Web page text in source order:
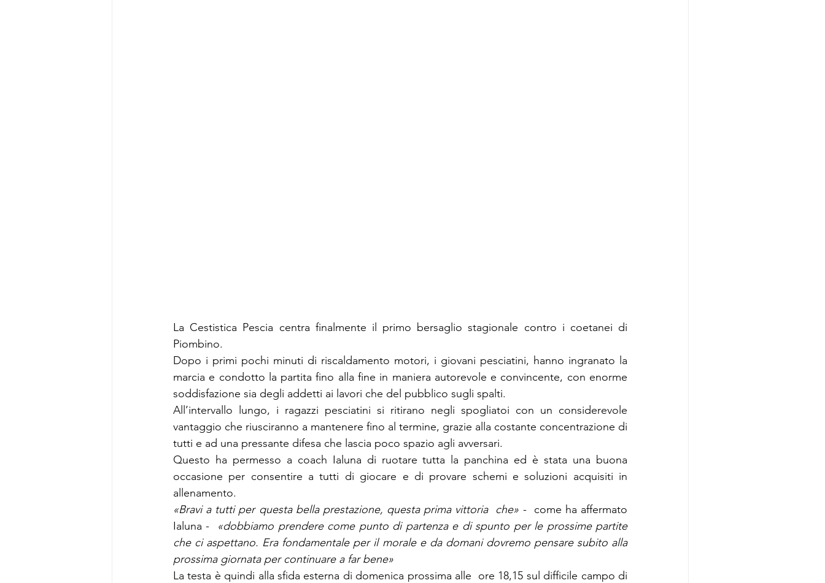
La Cestistica Pescia centra finalmente il primo bersaglio stagionale contro i coetanei di
Piombino.
Dopo i primi pochi minuti di riscaldamento motori, i giovani pesciatini, hanno ingranato la
marcia e condotto la partita fino alla fine in maniera autorevole e convincente, con enorme
soddisfazione sia degli addetti ai lavori che del pubblico sugli spalti.
All’intervallo lungo, i ragazzi pesciatini si ritirano negli spogliatoi con un considerevole
vantaggio che riusciranno a mantenere fino al termine, grazie alla costante concentrazione di
tutti e ad una pressante difesa che lascia poco spazio agli avversari.
Questo ha permesso a coach Ialuna di ruotare tutta la panchina ed è stata una buona
occasione per consentire a tutti di giocare e di provare schemi e soluzioni acquisiti in
allenamento.
«Bravi a tutti per questa bella prestazione, questa prima vittoria  che» -  come ha affermato
Ialuna - «dobbiamo prendere come punto di partenza e di spunto per le prossime partite
che ci aspettano. Era fondamentale per il morale e da domani dovremo pensare subito alla
prossima giornata per continuare a far bene»
La testa è quindi alla sfida esterna di domenica prossima alle  ore 18,15 sul difficile campo di